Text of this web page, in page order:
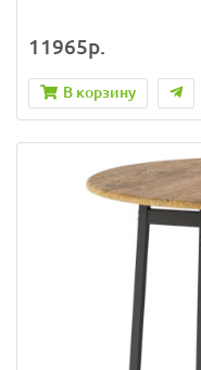
11965р.
В корзину